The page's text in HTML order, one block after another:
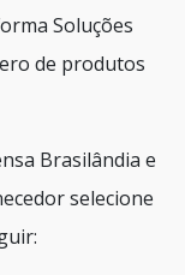
Soluções
de produtos
Brasilândia e
selecione